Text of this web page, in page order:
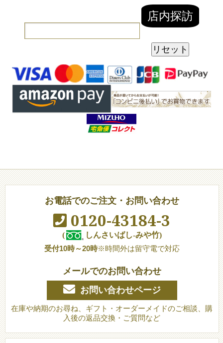
お電話でのご注文・お問い合わせ
0120-43184-3
(
しんさいばし-みや竹)
受付10時～20時※時間外は留守電で対応
メールでのお問い合わせ
お問い合わせページ
在庫や納期のお尋ね、ギフト・オーダーメイドのご相談、購
入後の返品交換・ご質問など